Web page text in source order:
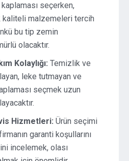
seçerken,
kaliteli malzemeleri tercih
bu tip zemin
olacaktır.
Kolaylığı: Temizlik ve
leke tutmayan ve
seçmek uzun
Hizmetleri: Ürün seçimi
garanti koşullarını
incelemek, olası